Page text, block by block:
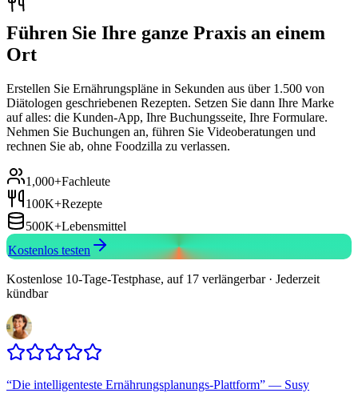
Führen Sie Ihre ganze Praxis an einem
Ort
Erstellen Sie Ernährungspläne in Sekunden aus über 1.500 von
Diätologen geschriebenen Rezepten. Setzen Sie dann Ihre Marke
auf alles: die Kunden-App, Ihre Buchungsseite, Ihre Formulare.
Nehmen Sie Buchungen an, führen Sie Videoberatungen und
rechnen Sie ab, ohne Foodzilla zu verlassen.
1,000+Fachleute
100K+Rezepte
500K+Lebensmittel
Kostenlos testen
Kostenlose 10-Tage-Testphase, auf 17 verlängerbar · Jederzeit
kündbar
“Die intelligenteste Ernährungsplanungs-Plattform” — Susy